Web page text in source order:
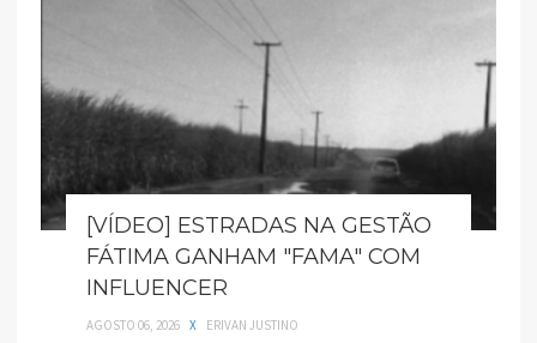
[VÍDEO] ESTRADAS NA GESTÃO
FÁTIMA GANHAM "FAMA" COM
INFLUENCER
AGOSTO 06, 2026 X ERIVAN JUSTINO